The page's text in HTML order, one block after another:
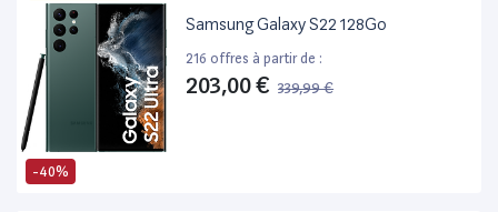
-40%
Samsung Galaxy S22 128Go
216 offres à partir de :
203,00 € 339,99 €